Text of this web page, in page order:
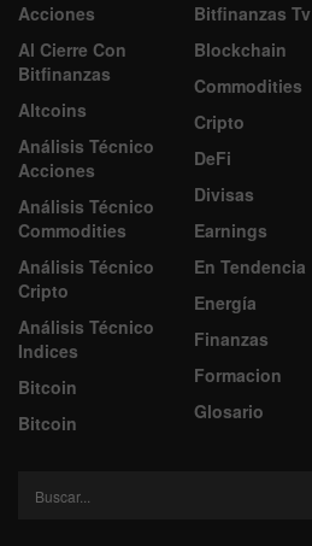
Acciones
Al Cierre Con
Bitfinanzas
Altcoins
Análisis Técnico
Acciones
Análisis Técnico
Commodities
Análisis Técnico
Cripto
Análisis Técnico
Indices
Bitcoin
Bitcoin
Bitfinanzas Tv
Blockchain
Commodities
Cripto
DeFi
Divisas
Earnings
En Tendencia
Energía
Finanzas
Formacion
Glosario